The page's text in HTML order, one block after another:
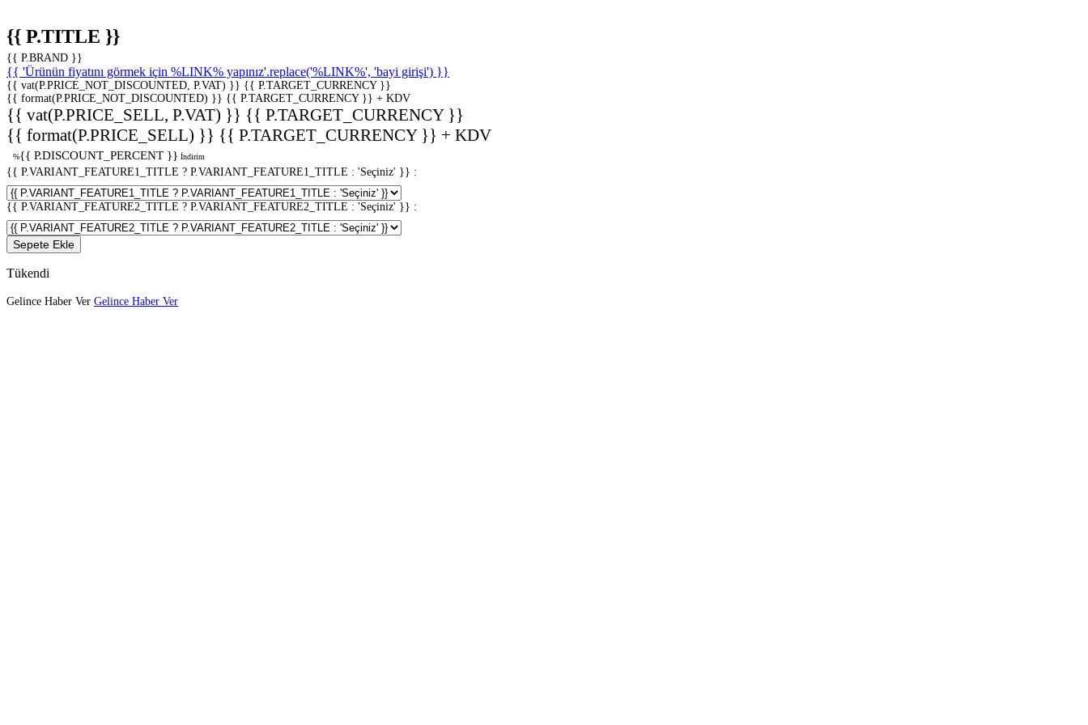
{{ P.TITLE }}
{{ P.BRAND }}
{{ 'Ürünün fiyatını görmek için %LINK% yapınız'.replace('%LINK%', 'bayi girişi') }}
{{ vat(P.PRICE_NOT_DISCOUNTED, P.VAT) }} {{ P.TARGET_CURRENCY }}
{{ format(P.PRICE_NOT_DISCOUNTED) }} {{ P.TARGET_CURRENCY }} + KDV
{{ vat(P.PRICE_SELL, P.VAT) }} {{ P.TARGET_CURRENCY }}
{{ format(P.PRICE_SELL) }} {{ P.TARGET_CURRENCY }} + KDV
%{{ P.DISCOUNT_PERCENT }} İndirim
{{ P.VARIANT_FEATURE1_TITLE ? P.VARIANT_FEATURE1_TITLE : 'Seçiniz' }} :
{{ P.VARIANT_FEATURE2_TITLE ? P.VARIANT_FEATURE2_TITLE : 'Seçiniz' }} :
Sepete Ekle
Tükendi
Gelince Haber Ver Gelince Haber Ver